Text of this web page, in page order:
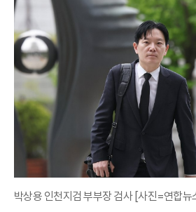
박상용 인천지검 부부장 검사 [사진=연합뉴